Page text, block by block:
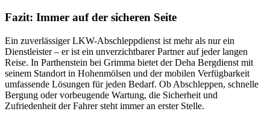
Fazit: Immer auf der sicheren Seite
Ein zuverlässiger LKW-Abschleppdienst ist mehr als nur ein
Dienstleister – er ist ein unverzichtbarer Partner auf jeder langen
Reise. In Parthenstein bei Grimma bietet der Deha Bergdienst mit
seinem Standort in Hohenmölsen und der mobilen Verfügbarkeit
umfassende Lösungen für jeden Bedarf. Ob Abschleppen, schnelle
Bergung oder vorbeugende Wartung, die Sicherheit und
Zufriedenheit der Fahrer steht immer an erster Stelle.